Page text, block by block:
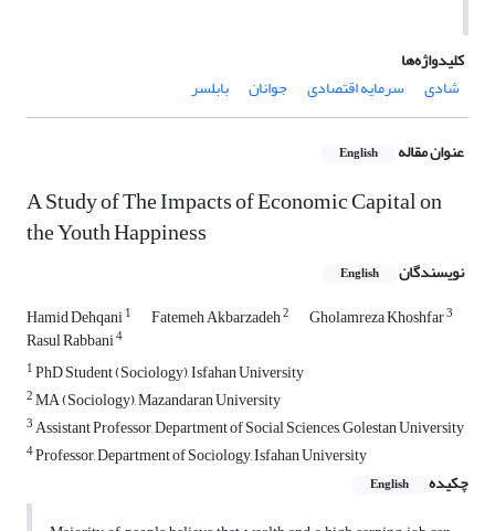
کلیدواژه‌ها
شادی
سرمایه اقتصادی جوانان بابلسر
عنوان مقاله English
A Study of The Impacts of Economic Capital on
the Youth Happiness
نویسندگان English
Hamid Dehqani1 Fatemeh Akbarzadeh2 Gholamreza Khoshfar3
Rasul Rabbani4
1PhD Student (Sociology), Isfahan University
2MA (Sociology), Mazandaran University
3Assistant Professor, Department of Social Sciences, Golestan University
4Professor, Department of Sociology, Isfahan University
چکیده
English